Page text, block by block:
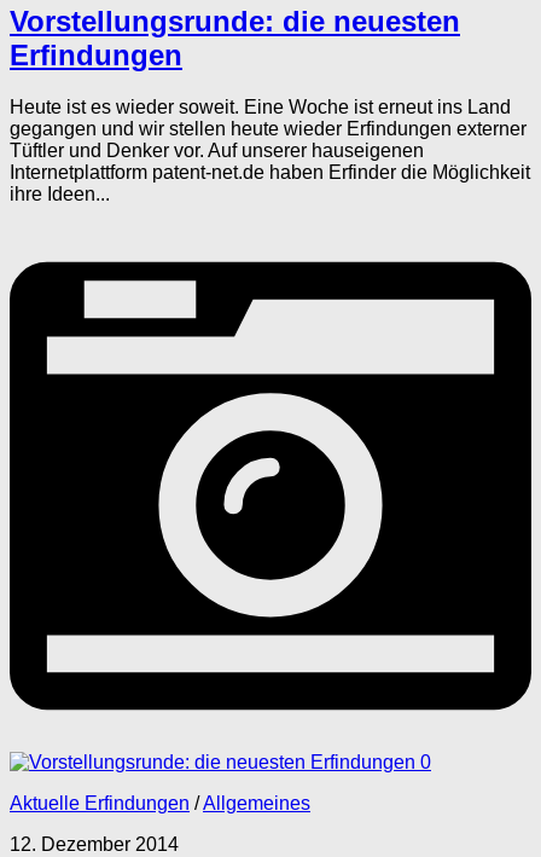
Vorstellungsrunde: die neuesten
Erfindungen
Heute ist es wieder soweit. Eine Woche ist erneut ins Land
gegangen und wir stellen heute wieder Erfindungen externer
Tüftler und Denker vor. Auf unserer hauseigenen
Internetplattform patent-net.de haben Erfinder die Möglichkeit
ihre Ideen...
0
Aktuelle Erfindungen /Allgemeines
12. Dezember 2014